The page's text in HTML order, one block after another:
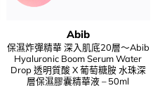
Abib
保濕炸彈精華 深入肌底20層～Abib
Hyaluronic Boom Serum Water
Drop 透明質酸 X 葡萄糖胺 水珠深
層保濕膠囊精華液 – 50ml